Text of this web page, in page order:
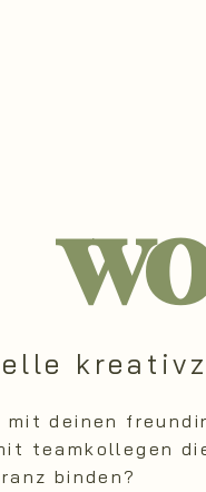
deinen
teamkollegen
binden?